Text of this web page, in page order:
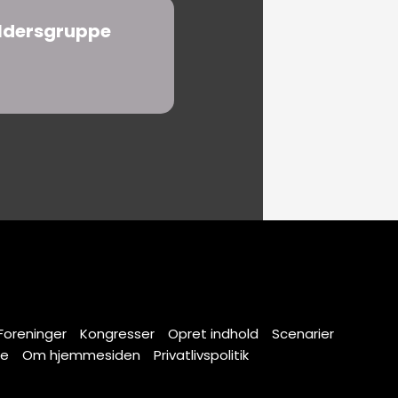
Kongresser Opret indhold
Scenarier
Om hjemmesiden Privatlivspolitik